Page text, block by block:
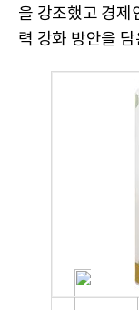
을 강조했고 경제
력 강화 방안을